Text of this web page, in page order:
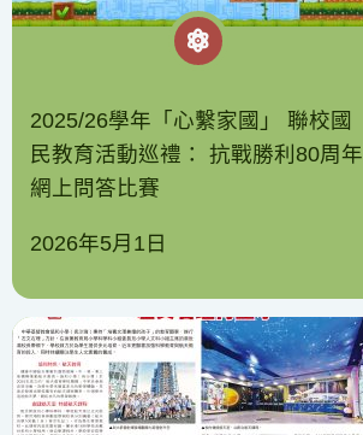
2025/26學年「心繫家國」 聯校國
民教育活動巡禮： 抗戰勝利80周年
網上問答比賽
2026年5月1日